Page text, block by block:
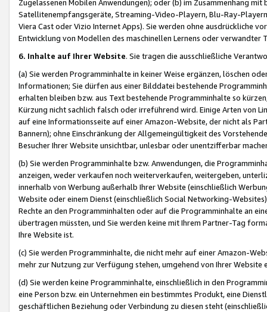
Zugelassenen Mobilen Anwendungen); oder (b) im Zusammenhang
Satellitenempfangsgeräte, Streaming-Video-Playern, Blu-Ray-
Viera Cast oder Vizio Internet Apps). Sie werden ohne ausdrückliche
Entwicklung von Modellen des maschinellen Lernens oder
6. Inhalte auf Ihrer Website. Sie tragen die ausschließliche
(a) Sie werden Programminhalte in keiner Weise ergänzen, löschen
Informationen; Sie dürfen aus einer Bilddatei bestehende
erhalten bleiben bzw. aus Text bestehende Programminhalte so
Kürzung nicht sachlich falsch oder irreführend wird. Einige Arten von
auf eine Informationsseite auf einer Amazon-Website, der nicht als
Bannern); ohne Einschränkung der Allgemeingültigkeit des
Besucher Ihrer Website unsichtbar, unlesbar oder unentzifferbar
(b) Sie werden Programminhalte bzw. Anwendungen, die
anzeigen, weder verkaufen noch weiterverkaufen, weitergeben,
innerhalb von Werbung außerhalb Ihrer Website (einschließlich
Website oder einem Dienst (einschließlich Social Networking-
Rechte an den Programminhalten oder auf die Programminhalte an
übertragen müssten, und Sie werden keine mit Ihrem Partner-Tag
Ihre Website ist.
(c) Sie werden Programminhalte, die nicht mehr auf einer Amazon-
mehr zur Nutzung zur Verfügung stehen, umgehend von Ihrer
(d) Sie werden keine Programminhalte, einschließlich in den
eine Person bzw. ein Unternehmen ein bestimmtes Produkt, eine
geschäftlichen Beziehung oder Verbindung zu diesen steht